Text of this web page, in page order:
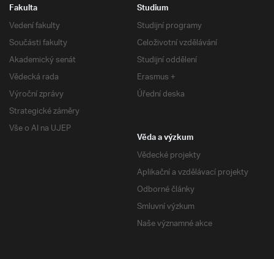
Fakulta
Vedení fakulty
Součásti fakulty
Akademický senát
Vědecká rada
Výroční zprávy
Strategické záměry
Vše o AI na UJEP
Studium
Studijní programy
Celoživotní vzdělávání
Studijní oddělení
Erasmus +
Úřední deska
Věda a výzkum
Vědecké projekty
Aplikační a vzdělávací projekty
Odborné články
Smluvní výzkum
Naše významné akce